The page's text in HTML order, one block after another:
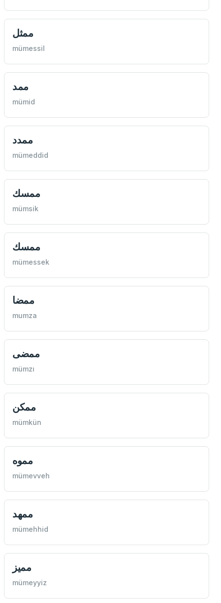
ممثل
mümessil
ممد
mümid
ممدد
mümeddid
ممسك
mümsik
ممسك
mümessek
ممضا
mumza
ممضی
mümzı
ممكن
mümkün
مموه
mümevveh
ممهد
mümehhid
مميز
mümeyyiz